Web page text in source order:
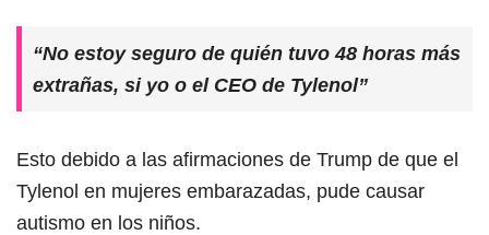
“No estoy seguro de quién tuvo 48 horas más
extrañas, si yo o el CEO de Tylenol”
Esto debido a las afirmaciones de Trump de que el
Tylenol en mujeres embarazadas, pude causar
autismo en los niños.